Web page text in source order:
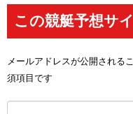
この競艇予想サ
メールアドレスが公開される
須項目です